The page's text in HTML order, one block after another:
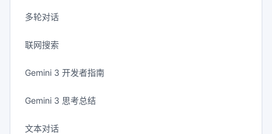
多轮对话
联网搜索
Gemini 3 开发者指南
Gemini 3 思考总结
文本对话